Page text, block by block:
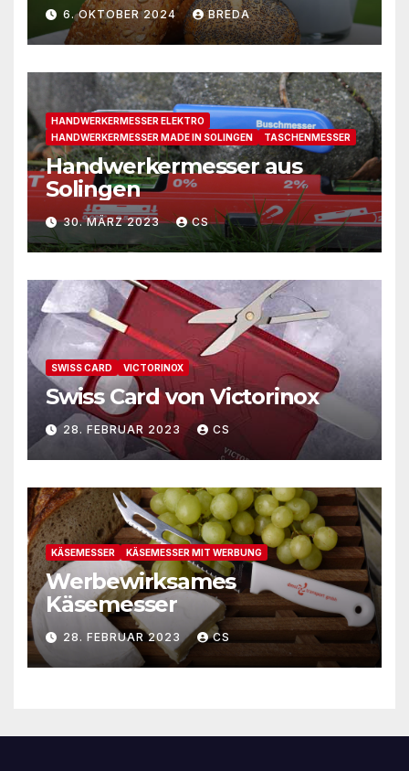
6. OKTOBER 2024 BREDA
HANDWERKERMESSER ELEKTRO
HANDWERKERMESSER MADE IN SOLINGEN
TASCHENMESSER
Handwerkermesser aus
Solingen
30. MÄRZ 2023 CS
SWISS CARD VICTORINOX
Swiss Card von Victorinox
28. FEBRUAR 2023 CS
KÄSEMESSER KÄSEMESSER MIT WERBUNG
Werbewirksames
Käsemesser
28. FEBRUAR 2023 CS